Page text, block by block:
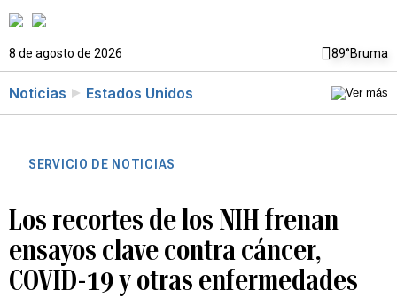
8 de agosto de 2026 89°Bruma
Noticias Estados Unidos
SERVICIO DE NOTICIAS
Los recortes de los NIH frenan
ensayos clave contra cáncer,
COVID-19 y otras enfermedades